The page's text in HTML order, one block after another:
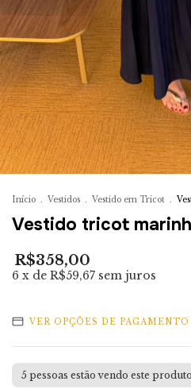
Início . Vestidos . Vestido em Tricot .
Vestido tricot
R$358,00
6 x de R$59,67 sem juros
VER OPÇÕES DE PAGAMENTO
5 pessoas estão vendo este